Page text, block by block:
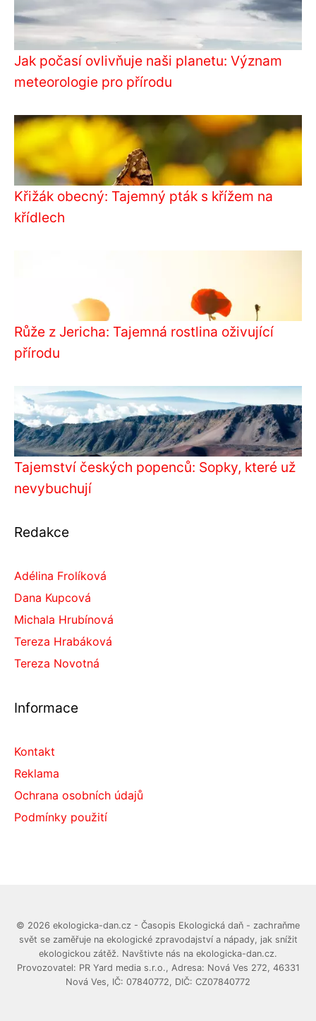
Jak počasí ovlivňuje naši planetu: Význam
meteorologie pro přírodu
Křižák obecný: Tajemný pták s křížem na
křídlech
Růže z Jericha: Tajemná rostlina oživující
přírodu
Tajemství českých popenců: Sopky, které už
nevybuchují
Redakce
Adélina Frolíková
Dana Kupcová
Michala Hrubínová
Tereza Hrabáková
Tereza Novotná
Informace
Kontakt
Reklama
Ochrana osobních údajů
Podmínky použití
© 2026 ekologicka-dan.cz - Časopis Ekologická daň - zachraňme
svět se zaměřuje na ekologické zpravodajství a nápady, jak snížit
ekologickou zátěž. Navštivte nás na ekologicka-dan.cz.
Provozovatel: PR Yard media s.r.o., Adresa: Nová Ves 272, 46331
Nová Ves, IČ: 07840772, DIČ: CZ07840772